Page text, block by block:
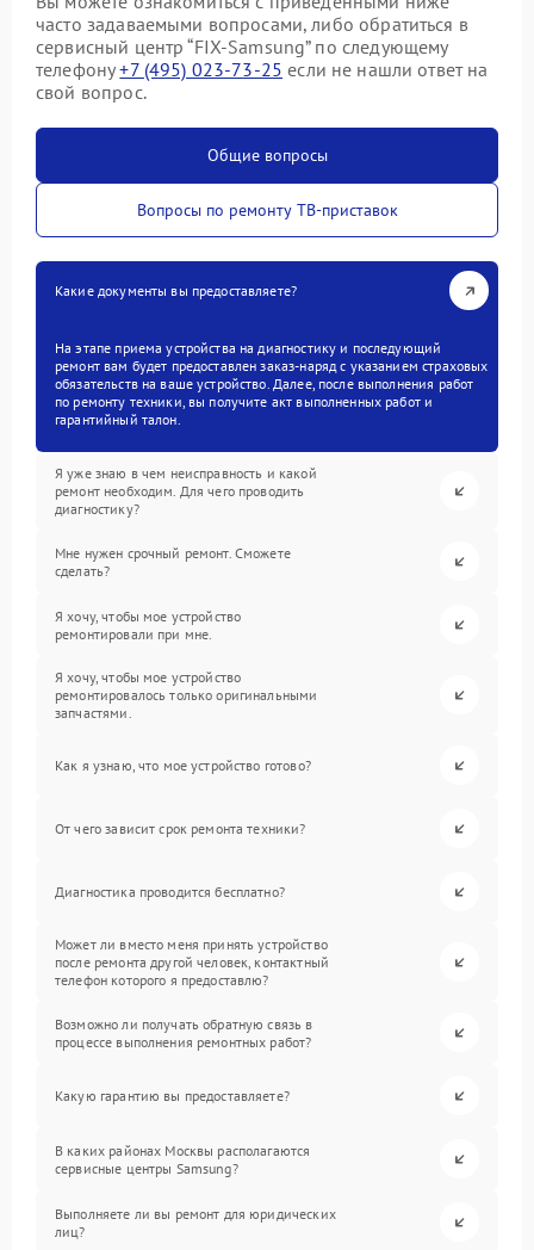
часто задаваемыми вопросами, либо обратиться в
сервисный центр “FIX-Samsung” по следующему
телефону+7 (495) 023-73-25 если не нашли ответ на
свой вопрос.
Общие вопросы
Вопросы по ремонту ТВ-приставок
Какие документы вы предоставляете?
На этапе приема устройства на диагностику и последующий
ремонт вам будет предоставлен заказ-наряд с указанием страховых
обязательств на ваше устройство. Далее, после выполнения работ
по ремонту техники, вы получите акт выполненных работ и
гарантийный талон.
Я уже знаю в чем неисправность и какой
ремонт необходим. Для чего проводить
диагностику?
Мне нужен срочный ремонт. Сможете
сделать?
Я хочу, чтобы мое устройство
ремонтировали при мне.
Я хочу, чтобы мое устройство
ремонтировалось только оригинальными
запчастями.
Как я узнаю, что мое устройство готово?
От чего зависит срок ремонта техники?
Диагностика проводится бесплатно?
Может ли вместо меня принять устройство
после ремонта другой человек, контактный
телефон которого я предоставлю?
Возможно ли получать обратную связь в
процессе выполнения ремонтных работ?
Какую гарантию вы предоставляете?
В каких районах Москвы располагаются
сервисные центры Samsung?
Выполняете ли вы ремонт для юридических
лиц?